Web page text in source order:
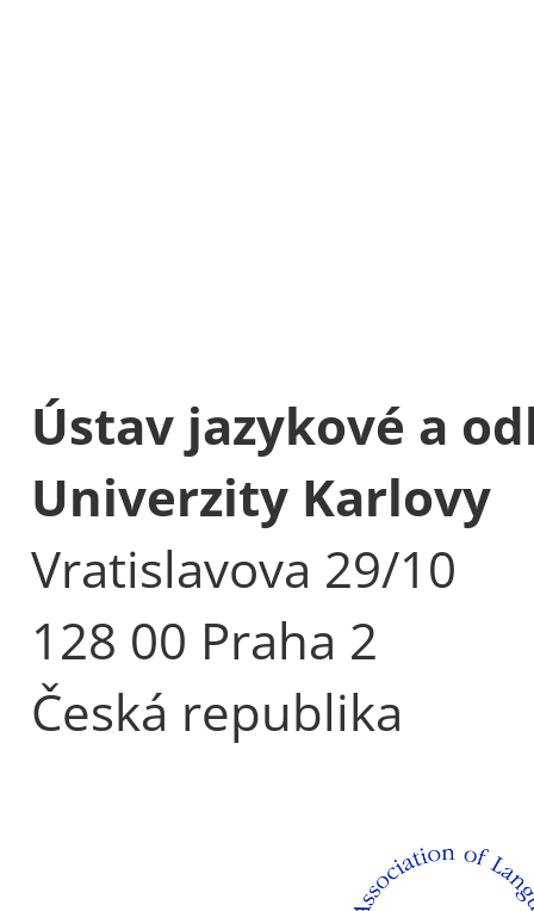
Ústav jazykové a
Univerzity Karlovy
Vratislavova 29/10
128 00 Praha 2
Česká republika